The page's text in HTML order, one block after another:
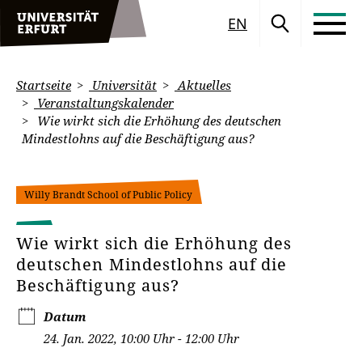
EN
Startseite Universität
Aktuelles
Veranstaltungskalender
Wie wirkt sich die Erhöhung des deutschen
Mindestlohns auf die Beschäftigung aus?
Willy Brandt School of Public Policy
Wie wirkt sich die Erhöhung des
deutschen Mindestlohns auf die
Beschäftigung aus?
Datum
24. Jan. 2022, 10:00 Uhr - 12:00 Uhr